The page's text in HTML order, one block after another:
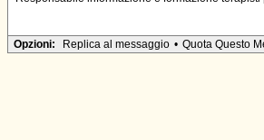
Opzioni: Replica al messaggio • Quota Questo